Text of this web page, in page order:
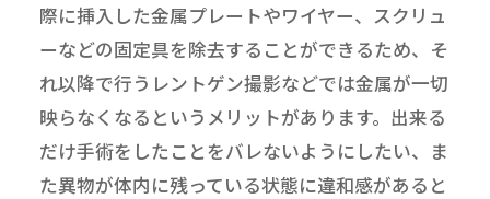
際に挿入した金属プレートやワイヤー、スクリュ
ーなどの固定具を除去することができるため、そ
れ以降で行うレントゲン撮影などでは金属が一切
映らなくなるというメリットがあります。出来る
だけ手術をしたことをバレないようにしたい、ま
た異物が体内に残っている状態に違和感があると